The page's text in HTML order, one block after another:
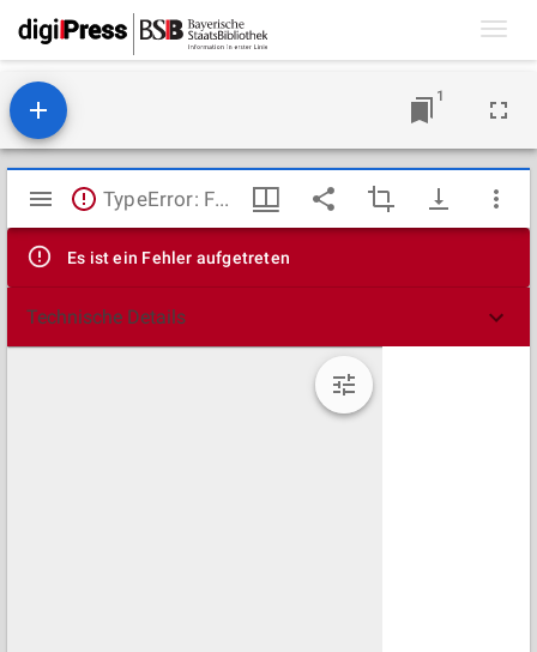
1
Mirador
Viewer
TypeError: Failed to fetch
Es ist ein Fehler aufgetreten
Technische Details